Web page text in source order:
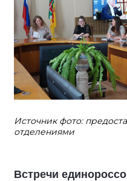
Источник фото:
отделениями
Встречи